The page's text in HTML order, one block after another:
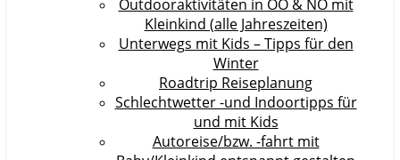
Outdooraktivitäten in OÖ & NÖ mit
Kleinkind (alle Jahreszeiten)
Unterwegs mit Kids – Tipps für den
Winter
Roadtrip Reiseplanung
Schlechtwetter -und Indoortipps für
und mit Kids
Autoreise/bzw. -fahrt mit